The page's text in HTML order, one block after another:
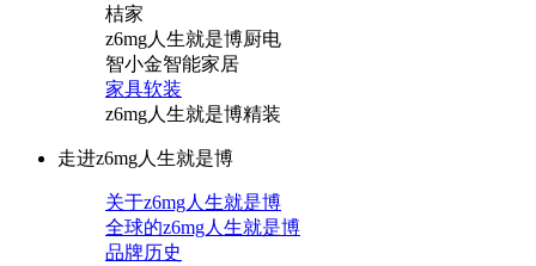
桔家
z6mg人生就是博厨电
智小金智能家居
家具软装
z6mg人生就是博精装
走进z6mg人生就是博
关于z6mg人生就是博
全球的z6mg人生就是博
品牌历史